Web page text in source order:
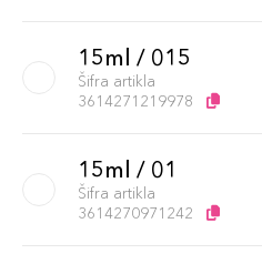
15ml / 015
Šifra artikla
3614271219978
15ml / 01
Šifra artikla
3614270971242